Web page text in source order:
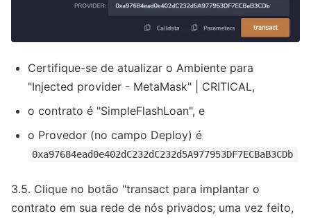
Certifique-se de atualizar o Ambiente para
"Injected provider - MetaMask" | CRITICAL,
o contrato é "SimpleFlashLoan", e
o Provedor (no campo Deploy) é
0xa97684ead0e402dC232dC232d5A977953DF7ECBaB3CDb
3.5. Clique no botão "transact para implantar o
contrato em sua rede de nós privados; uma vez feito,